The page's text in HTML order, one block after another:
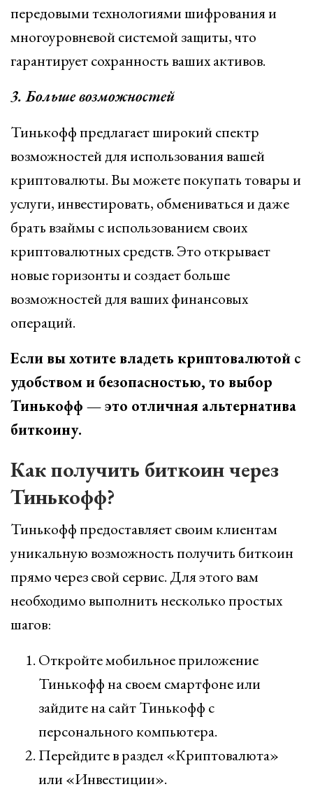
передовыми технологиями шифрования и
многоуровневой системой защиты, что
гарантирует сохранность ваших активов.
3. Больше возможностей
Тинькофф предлагает широкий спектр
возможностей для использования вашей
криптовалюты. Вы можете покупать товары и
услуги, инвестировать, обмениваться и даже
брать взаймы с использованием своих
криптовалютных средств. Это открывает
новые горизонты и создает больше
возможностей для ваших финансовых
операций.
Если вы хотите владеть криптовалютой с
удобством и безопасностью, то выбор
Тинькофф — это отличная альтернатива
биткоину.
Как получить биткоин через
Тинькофф?
Тинькофф предоставляет своим клиентам
уникальную возможность получить биткоин
прямо через свой сервис. Для этого вам
необходимо выполнить несколько простых
шагов:
Откройте мобильное приложение
Тинькофф на своем смартфоне или
зайдите на сайт Тинькофф с
персонального компьютера.
Перейдите в раздел «Криптовалюта»
или «Инвестиции».